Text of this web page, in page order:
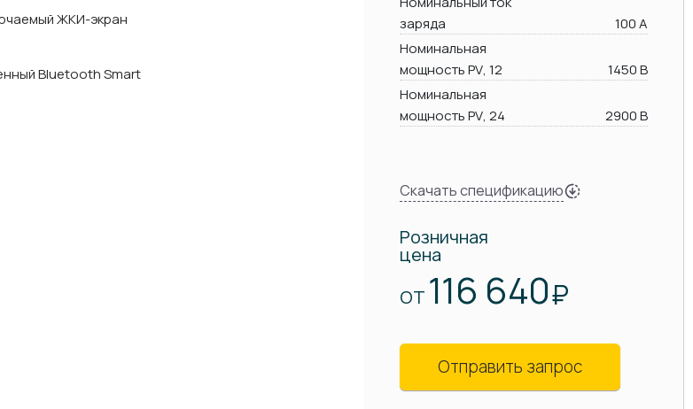
ЖКИ-экран
Bluetooth Smart
заряда
100 А
Номинальная
мощность PV, 12
1450 В
Номинальная
мощность PV, 24
2900 В
Скачать спецификацию
Розничная
цена
ОТ 116 640₽
Отправить запрос